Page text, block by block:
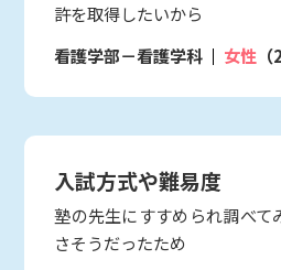
許を取得したいから
看護学部－看護学科
女性
入試方式や難易度
塾の先生にすすめられ調べて
さそうだったため